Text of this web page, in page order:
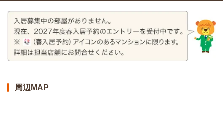
周辺MAP